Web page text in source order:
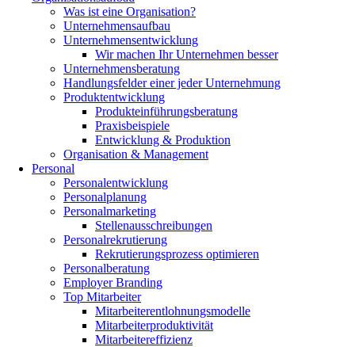
Was ist eine Organisation?
Unternehmensaufbau
Unternehmensentwicklung
Wir machen Ihr Unternehmen besser
Unternehmensberatung
Handlungsfelder einer jeder Unternehmung
Produktentwicklung
Produkteinführungsberatung
Praxisbeispiele
Entwicklung & Produktion
Organisation & Management
Personal
Personalentwicklung
Personalplanung
Personalmarketing
Stellenausschreibungen
Personalrekrutierung
Rekrutierungsprozess optimieren
Personalberatung
Employer Branding
Top Mitarbeiter
Mitarbeiterentlohnungsmodelle
Mitarbeiterproduktivität
Mitarbeitereffizienz